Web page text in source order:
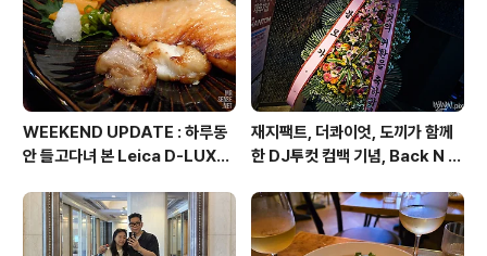
칼디 포션 커피, 아코메야, 덜튼, 푸
글렌, 무인양품 긴자, 빈티지 레지
던스 맨션, 하네다 공항 면세점, 재
팬 마스터리 컬렉션
나카, 타마시 네이션
WEEKEND UPDATE : 하루동
안 들고다녀 본 Leica D-LUX6
재지팩트, 더콰이엇, 도끼가 함께
한 DJ투컷 컴백 기념, Back N F
후기